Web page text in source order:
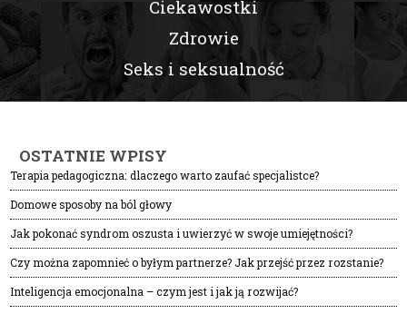
Ciekawostki
Zdrowie
Seks i seksualność
OSTATNIE WPISY
Terapia pedagogiczna: dlaczego warto zaufać specjalistce?
Domowe sposoby na ból głowy
Jak pokonać syndrom oszusta i uwierzyć w swoje umiejętności?
Czy można zapomnieć o byłym partnerze? Jak przejść przez rozstanie?
Inteligencja emocjonalna – czym jest i jak ją rozwijać?